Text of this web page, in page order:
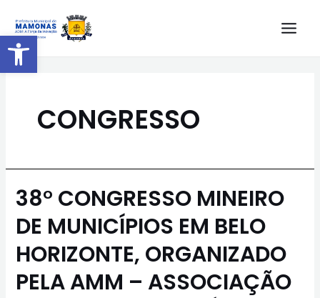
Barra de Ferramentas Aberta
CONGRESSO
38° CONGRESSO MINEIRO
DE MUNICÍPIOS EM BELO
HORIZONTE, ORGANIZADO
PELA AMM – ASSOCIAÇÃO